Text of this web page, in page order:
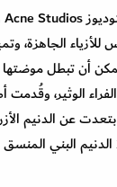
الجاهزة،
يمكن أن تبطل
الوثير، وقُدمت
عن الدنيم
مجموعة خريف 2024 الدنيم